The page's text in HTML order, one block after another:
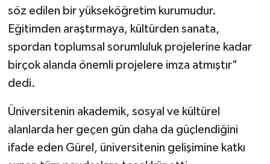
söz edilen bir yükseköğretim kurumudur.
Eğitimden araştırmaya, kültürden sanata,
spordan toplumsal sorumluluk projelerine kadar
birçok alanda önemli projelere imza atmıştır"
dedi.
Üniversitenin akademik, sosyal ve kültürel
alanlarda her geçen gün daha da güçlendiğini
ifade eden Gürel, üniversitenin gelişimine katkı